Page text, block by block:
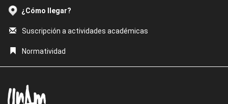
¿Cómo llegar?
Suscripción a actividades académicas
Normatividad